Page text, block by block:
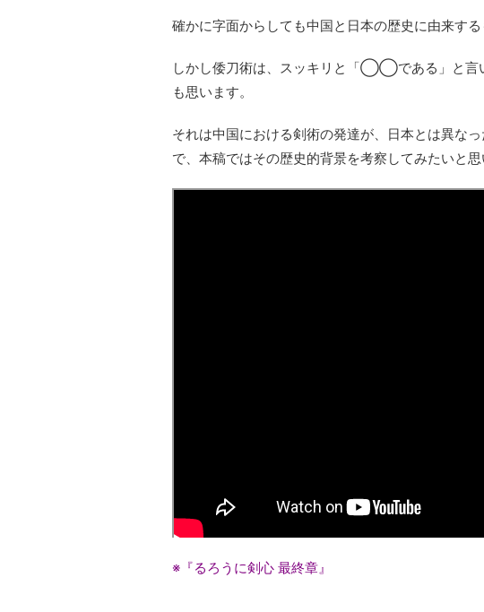
確かに字面からしても中国と日本の歴史に由来す
しかし倭刀術は、スッキリと「◯◯である」と言
も思います。
それは中国における剣術の発達が、日本とは異な
で、本稿ではその歴史的背景を考察してみたいと思
※『るろうに剣心 最終章』